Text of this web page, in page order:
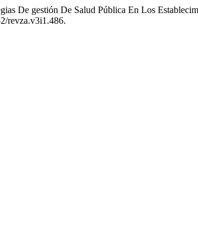
De gestión De Salud Pública En Los
revza.v3i1.486.